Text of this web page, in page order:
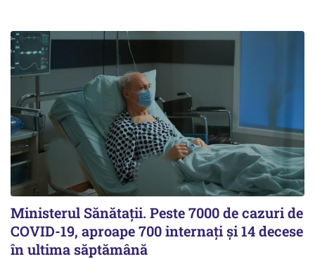
Ministerul Sănătații. Peste 7000 de cazuri de
COVID-19, aproape 700 internați și 14 decese
în ultima săptămână